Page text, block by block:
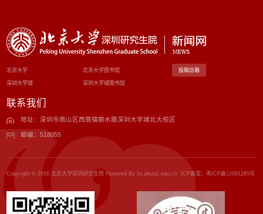
北京大学 北京大学图书馆
深圳大学城 深圳大学城图书馆
投稿信箱
联系我们
地址：深圳市南山区西丽镇丽水路深圳大学城北大校区
邮编：518055
Copyright © 2016 北京大学深圳研究生院 Powered By its.pkusz.edu.cn ICP备案：粤ICP备12081285号